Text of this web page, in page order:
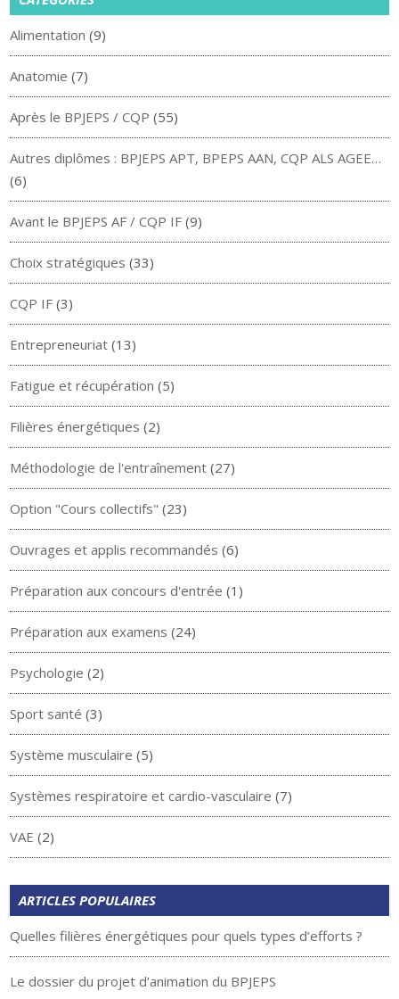
Alimentation (9)
Anatomie (7)
Après le BPJEPS / CQP (55)
Autres diplômes : BPJEPS APT, BPEPS AAN, CQP ALS AGEE…
(6)
Avant le BPJEPS AF / CQP IF (9)
Choix stratégiques (33)
CQP IF (3)
Entrepreneuriat (13)
Fatigue et récupération (5)
Filières énergétiques (2)
Méthodologie de l'entraînement (27)
Option "Cours collectifs" (23)
Ouvrages et applis recommandés (6)
Préparation aux concours d'entrée (1)
Préparation aux examens (24)
Psychologie (2)
Sport santé (3)
Système musculaire (5)
Systèmes respiratoire et cardio-vasculaire (7)
VAE (2)
ARTICLES POPULAIRES
Quelles filières énergétiques pour quels types d’efforts ?
Le dossier du projet d’animation du BPJEPS